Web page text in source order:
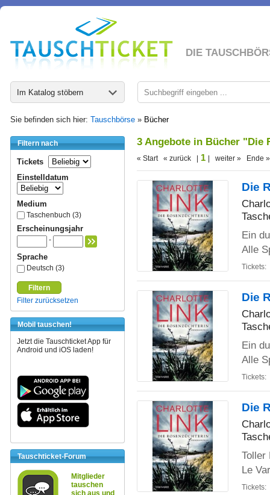
DIE
Im Katalog stöbern
Sie befinden sich hier: Tauschbörse » Bücher
Filtern nach
Tickets
Einstelldatum
Medium
Taschenbuch (3)
Erscheinungsjahr
-
Sprache
Deutsch (3)
Filtern
Filter zurücksetzen
Mobil tauschen!
Jetzt die Tauschticket App für
Android und iOS laden!
Tauschticket-Forum
Mitglieder
tauschen
3 Angebote in Bücher "Die
« Start « zurück | 1 | weiter » Ende »
Die
Ein
Alle
Tickets:
Die
Ein
Alle
Tickets:
Die
Toller
Le
Tickets: